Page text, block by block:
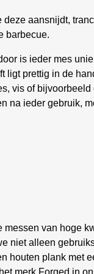
aansnijdt,
barbecue.
is ieder mes
prettig in de
vis of
na ieder gebruik,
van hoge
niet alleen
houten plank met
merk Forged in